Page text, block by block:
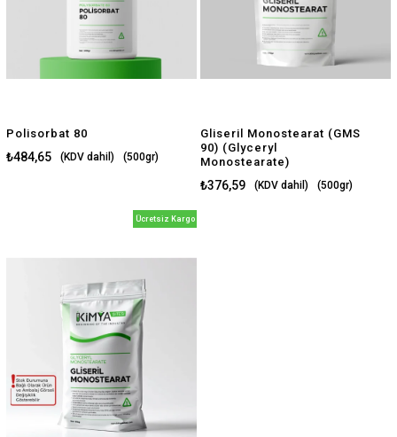
Polisorbat 80
₺484,65 (KDV dahil) (500gr)
Gliseril Monostearat (GMS
90) (Glyceryl
Monostearate)
₺376,59 (KDV dahil) (500gr)
Ücretsiz Kargo